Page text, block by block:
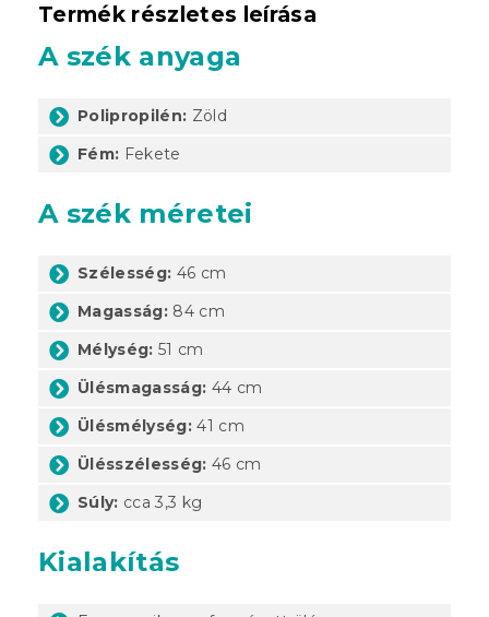
Termék részletes leírása
A szék anyaga
Polipropilén: Zöld
Fém: Fekete
A szék méretei
Szélesség: 46 cm
Magasság: 84 cm
Mélység: 51 cm
Ülésmagasság: 44 cm
Ülésmélység: 41 cm
Ülésszélesség: 46 cm
Súly: cca 3,3 kg
Kialakítás